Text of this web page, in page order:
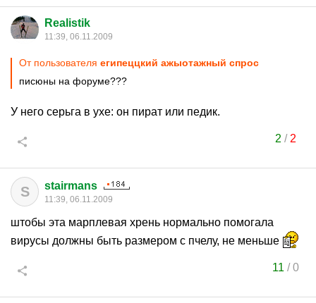
Realistik
11:39, 06.11.2009
От пользователя египеццкий ажыотажный спрос
писюны на форуме???
У него серьга в ухе: он пират или педик.
2 / 2
S stairmans
11:39, 06.11.2009
штобы эта марплевая хрень нормально помогала
вирусы должны быть размером с пчелу, не меньше
11 /0